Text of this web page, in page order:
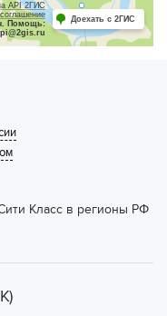
API 2ГИС
Помощь:
Доехать с 2ГИС
Класс в регионы РФ